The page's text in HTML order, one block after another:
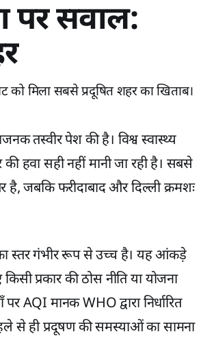
पर सवाल:
को मिला सबसे प्रदूषित शहर का खिताब।
तस्वीर पेश की है। विश्व स्वास्थ्य
हवा सही नहीं मानी जा रही है। सबसे
है, जबकि फरीदाबाद और दिल्ली क्रमशः
का स्तर गंभीर रूप से उच्च है। यह आंकड़े
प्रकार की ठोस नीति या योजना
AQI मानक WHO द्वारा निर्धारित
से ही प्रदूषण की समस्याओं का सामना